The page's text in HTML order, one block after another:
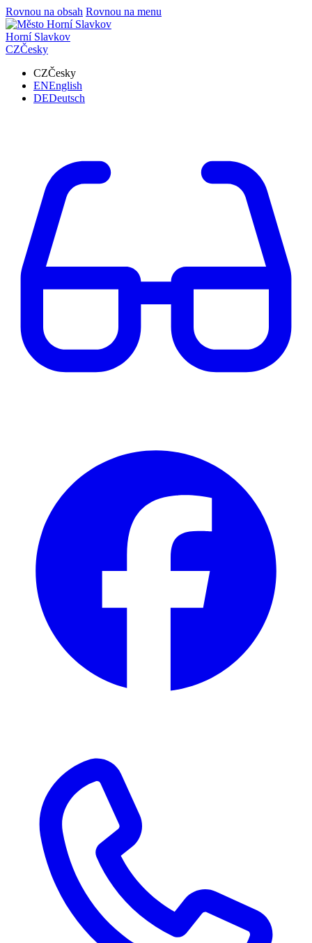
Rovnou na obsah Rovnou na menu
Horní Slavkov
CZČesky
CZČesky
ENEnglish
DEDeutsch